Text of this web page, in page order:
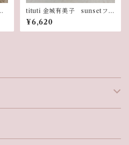
tituti 金城有美子 sunsetフリ
ーボウル 12cm
¥6,620